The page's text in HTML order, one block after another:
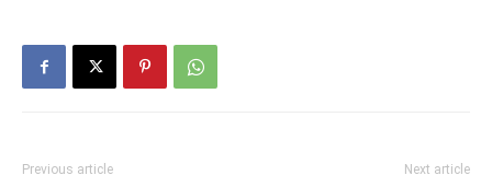
Previous article Next article